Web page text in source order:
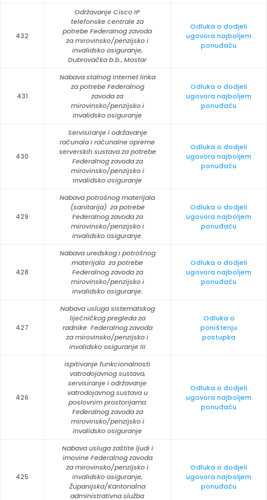
432
Održavanje Cisco IP
telefonske centrale za
potrebe Federalnog zavoda
za mirovinsko/penzijsko i
invalidsko osiguranje,
Dubrovačka b.b., Mostar
Odluka o dodjeli
ugovora najboljem
ponuđaču
431
Nabava stalnog internet linka
za potrebe Federalnog
zavoda za
mirovinsko/penzijsko i
invalidsko osiguranje
Odluka o dodjeli
ugovora najboljem
ponuđaču
430
Servisiranje i održavanje
računala i računalne opreme
serverskih sustava za potrebe
Federalnog zavoda za
mirovinsko/penzijsko i
invalidsko osiguranje
Odluka o dodjeli
ugovora najboljem
ponuđaču
429
Nabava potrošnog materijala
(sanitarija) za potrebe
Federalnog zavoda za
mirovinsko/penzijsko i
invalidsko osiguranje.
Odluka o dodjeli
ugovora najboljem
ponuđaču
428
Nabava uredskog i potrošnog
materijala za potrebe
Federalnog zavoda za
mirovinsko/penzijsko i
invalidsko osiguranje.
Odluka o dodjeli
ugovora najboljem
ponuđaču
427
Nabava usluga sistematskog
liječničkog pregleda za
radnike Federalnog zavoda
za mirovinsko/penzijsko i
invalidsko osiguranje III
Odluka o
poništenju
postupka
426
Ispitivanje funkcionalnosti
vatrodojavnog sustava,
servisiranje i održavanje
vatrodojavnog sustava u
poslovnim prostorijama
Federalnog zavoda za
mirovinsko/penzijsko i
invalidsko osiguranje
Odluka o dodjeli
ugovora najboljem
ponuđaču
425
Nabava usluga zaštite ljudi i
imovine Federalnog zavoda
za mirovinsko/penzijsko i
invalidsko osiguranje,
Županijska/Kantonalna
administrativna služba
Odluka o dodjeli
ugovora najboljem
ponuđaču